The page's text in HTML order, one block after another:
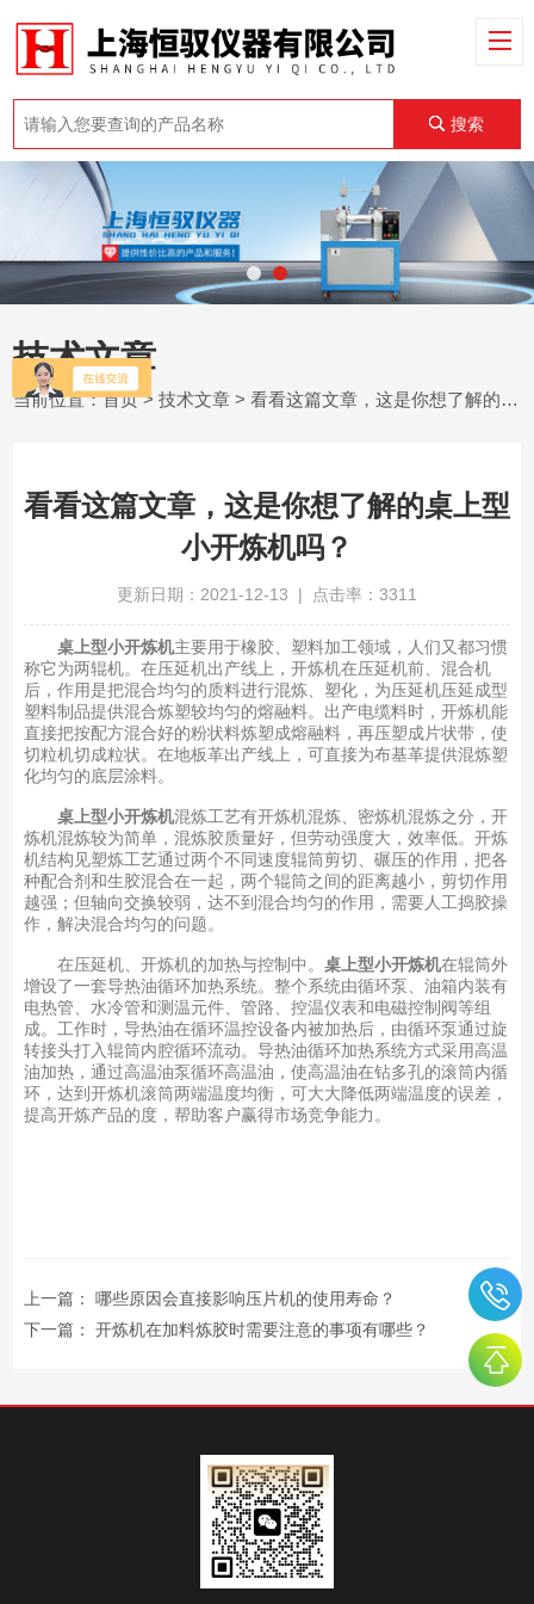
搜索
技术文章
当前位置：首页>技术文章 > 看看这篇文章，这是你想了解的桌上型小开炼机吗？
看看这篇文章，这是你想了解的桌上型
小开炼机吗？
更新日期：2021-12-13 | 点击率：3311
桌上型小开炼机主要用于橡胶、塑料加工领域，人们又都习惯
称它为两辊机。在压延机出产线上，开炼机在压延机前、混合机
后，作用是把混合均匀的质料进行混炼、塑化，为压延机压延成型
塑料制品提供混合炼塑较均匀的熔融料。出产电缆料时，开炼机能
直接把按配方混合好的粉状料炼塑成熔融料，再压塑成片状带，使
切粒机切成粒状。在地板革出产线上，可直接为布基革提供混炼塑
化均匀的底层涂料。
桌上型小开炼机混炼工艺有开炼机混炼、密炼机混炼之分，开
炼机混炼较为简单，混炼胶质量好，但劳动强度大，效率低。开炼
机结构见塑炼工艺通过两个不同速度辊筒剪切、碾压的作用，把各
种配合剂和生胶混合在一起，两个辊筒之间的距离越小，剪切作用
越强；但轴向交换较弱，达不到混合均匀的作用，需要人工捣胶操
作，解决混合均匀的问题。
在压延机、开炼机的加热与控制中。 桌上型小开炼机在辊筒外
增设了一套导热油循环加热系统。整个系统由循环泵、油箱内装有
电热管、水冷管和测温元件、管路、控温仪表和电磁控制阀等组
成。工作时，导热油在循环温控设备内被加热后，由循环泵通过旋
转接头打入辊筒内腔循环流动。导热油循环加热系统方式采用高温
油加热，通过高温油泵循环高温油，使高温油在钻多孔的滚筒内循
环，达到开炼机滚筒两端温度均衡，可大大降低两端温度的误差，
提高开炼产品的度，帮助客户赢得市场竞争能力。
上一篇： 哪些原因会直接影响压片机的使用寿命？
下一篇： 开炼机在加料炼胶时需要注意的事项有哪些？